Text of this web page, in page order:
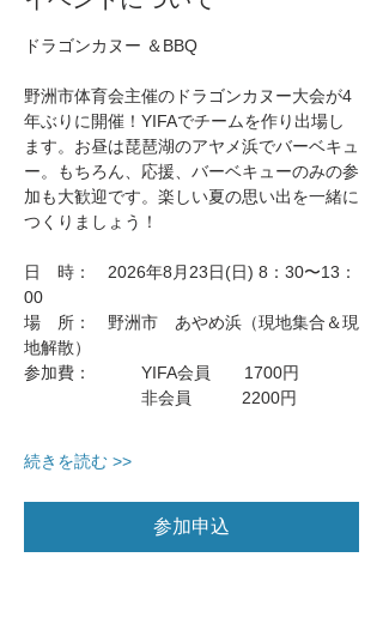
ドラゴンカヌー ＆BBQ
野洲市体育会主催のドラゴンカヌー大会が4
年ぶりに開催！YIFAでチームを作り出場し
ます。お昼は琵琶湖のアヤメ浜でバーベキュ
ー。もちろん、応援、バーベキューのみの参
加も大歓迎です。楽しい夏の思い出を一緒に
つくりましょう！
日　時：　2026年8月23日(日) 8：30〜13：
00
場　所：　野洲市　あやめ浜（現地集合＆現
地解散）
参加費：　　　YIFA会員　　1700円
非会員　　　2200円
続きを読む >>
参加申込